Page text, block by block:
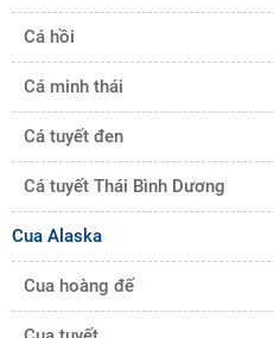
Cá hồi
Cá minh thái
Cá tuyết đen
Cá tuyết Thái Bình Dương
Cua Alaska
Cua hoàng đế